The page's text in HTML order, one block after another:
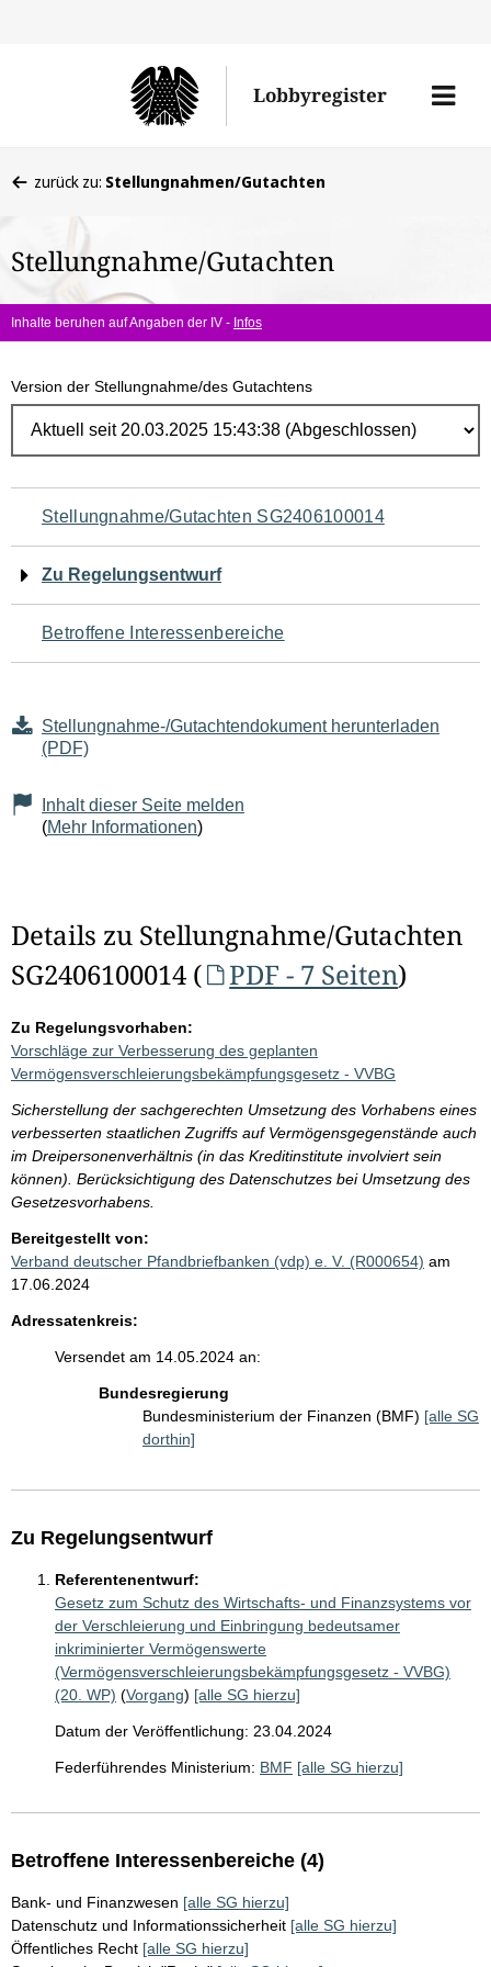
Lobbyregister
Menü
befinden
hier:
zurück zu: Stellungnahmen/Gutachten
Stellungnahme/Gutachten
Inhalte beruhen auf Angaben der IV - Infos
Version der Stellungnahme/des Gutachtens
Navigation
für
den
Seiteninhalt
Stellungnahme/Gutachten SG2406100014
Zu Regelungsentwurf
Betroffene Interessenbereiche
Stellungnahme-/Gutachtendokument herunterladen
(PDF)
Inhalt dieser Seite melden
(Mehr Informationen)
Details zu Stellungnahme/Gutachten
SG2406100014 (
PDF - 7 Seiten)
Zu Regelungsvorhaben:
Vorschläge zur Verbesserung des geplanten
Vermögensverschleierungsbekämpfungsgesetz - VVBG
Sicherstellung der sachgerechten Umsetzung des Vorhabens eines
verbesserten staatlichen Zugriffs auf Vermögensgegenstände auch
im Dreipersonenverhältnis (in das Kreditinstitute involviert sein
können). Berücksichtigung des Datenschutzes bei Umsetzung des
Gesetzesvorhabens.
Bereitgestellt von:
Verband deutscher Pfandbriefbanken (vdp) e. V. (R000654) am
17.06.2024
Adressatenkreis:
Versendet am 14.05.2024 an:
Bundesregierung
Bundesministerium der Finanzen (BMF) [alle SG
dorthin]
Zu Regelungsentwurf
Referentenentwurf:
Gesetz zum Schutz des Wirtschafts- und Finanzsystems vor
der Verschleierung und Einbringung bedeutsamer
inkriminierter Vermögenswerte
(Vermögensverschleierungsbekämpfungsgesetz - VVBG)
(20. WP) (Vorgang) [alle SG hierzu]
Datum der Veröffentlichung: 23.04.2024
Federführendes Ministerium: BMF [alle SG hierzu]
Betroffene Interessenbereiche (4)
Bank- und Finanzwesen [alle SG hierzu]
Datenschutz und Informationssicherheit [alle SG hierzu]
Öffentliches Recht [alle SG hierzu]